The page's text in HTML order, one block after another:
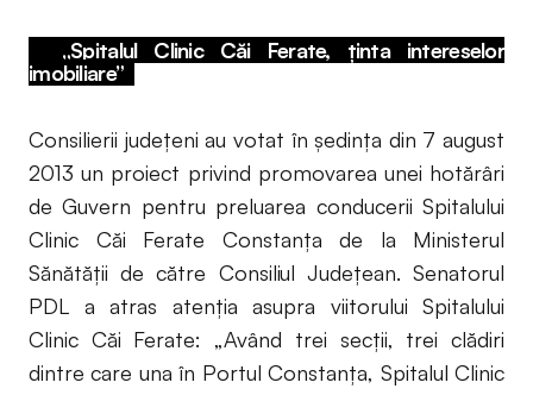
„Spitalul Clinic Căi Ferate, ținta intereselor
imobiliare”
Consilierii judeţeni au votat în şedinţa din 7 august
2013 un proiect privind promovarea unei hotărâri
de Guvern pentru preluarea conducerii Spitalului
Clinic Căi Ferate Constanţa de la Ministerul
Sănătăţii de către Consiliul Judeţean. Senatorul
PDL a atras atenția asupra viitorului Spitalului
Clinic Căi Ferate: „Având trei secţii, trei clădiri
dintre care una în Portul Constanţa, Spitalul Clinic